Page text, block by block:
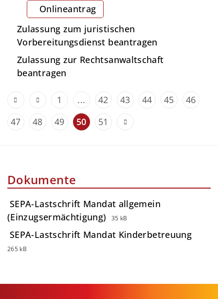
Onlineantrag
Zulassung zum juristischen
Vorbereitungsdienst beantragen
Zulassung zur Rechtsanwaltschaft
beantragen
1 ... 42 43 44 45
46
47
48 49 50 51
Dokumente
SEPA-Lastschrift Mandat allgemein
(Einzugsermächtigung)
35 kB
SEPA-Lastschrift Mandat Kinderbetreuung
265 kB